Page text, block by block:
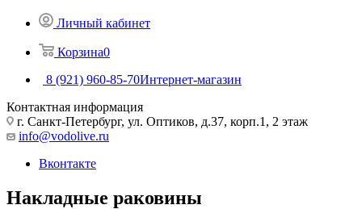
Личный кабинет
Корзина0
8 (921) 960-85-70Интернет-магазин
Контактная информация
г. Санкт-Петербург, ул. Оптиков, д.37, корп.1, 2 этаж
info@vodolive.ru
Вконтакте
Накладные раковины